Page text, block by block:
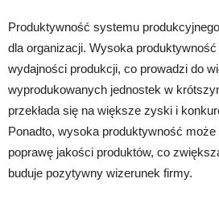
Produktywność systemu
dla organizacji. Wysoka
wydajności produkcji, co prowadzi do
wyprodukowanych jednostek w
przekłada się na większe zyski i
Ponadto, wysoka produktywność może
poprawę jakości produktów, co
buduje pozytywny wizerunek firmy.